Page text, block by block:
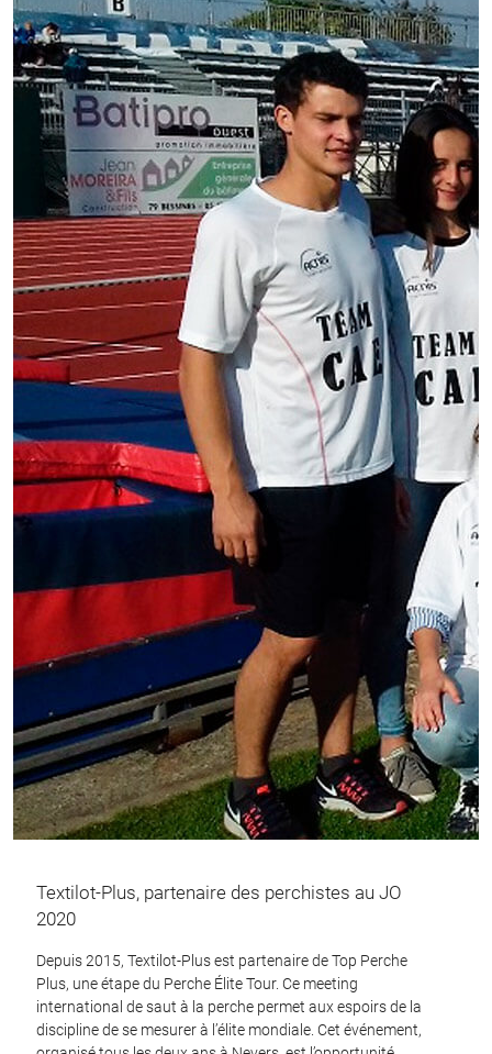
Textilot-Plus, partenaire des perchistes au JO
2020
Depuis 2015, Textilot-Plus est partenaire de Top Perche
Plus, une étape du Perche Élite Tour. Ce meeting
international de saut à la perche permet aux espoirs de la
discipline de se mesurer à l’élite mondiale. Cet événement,